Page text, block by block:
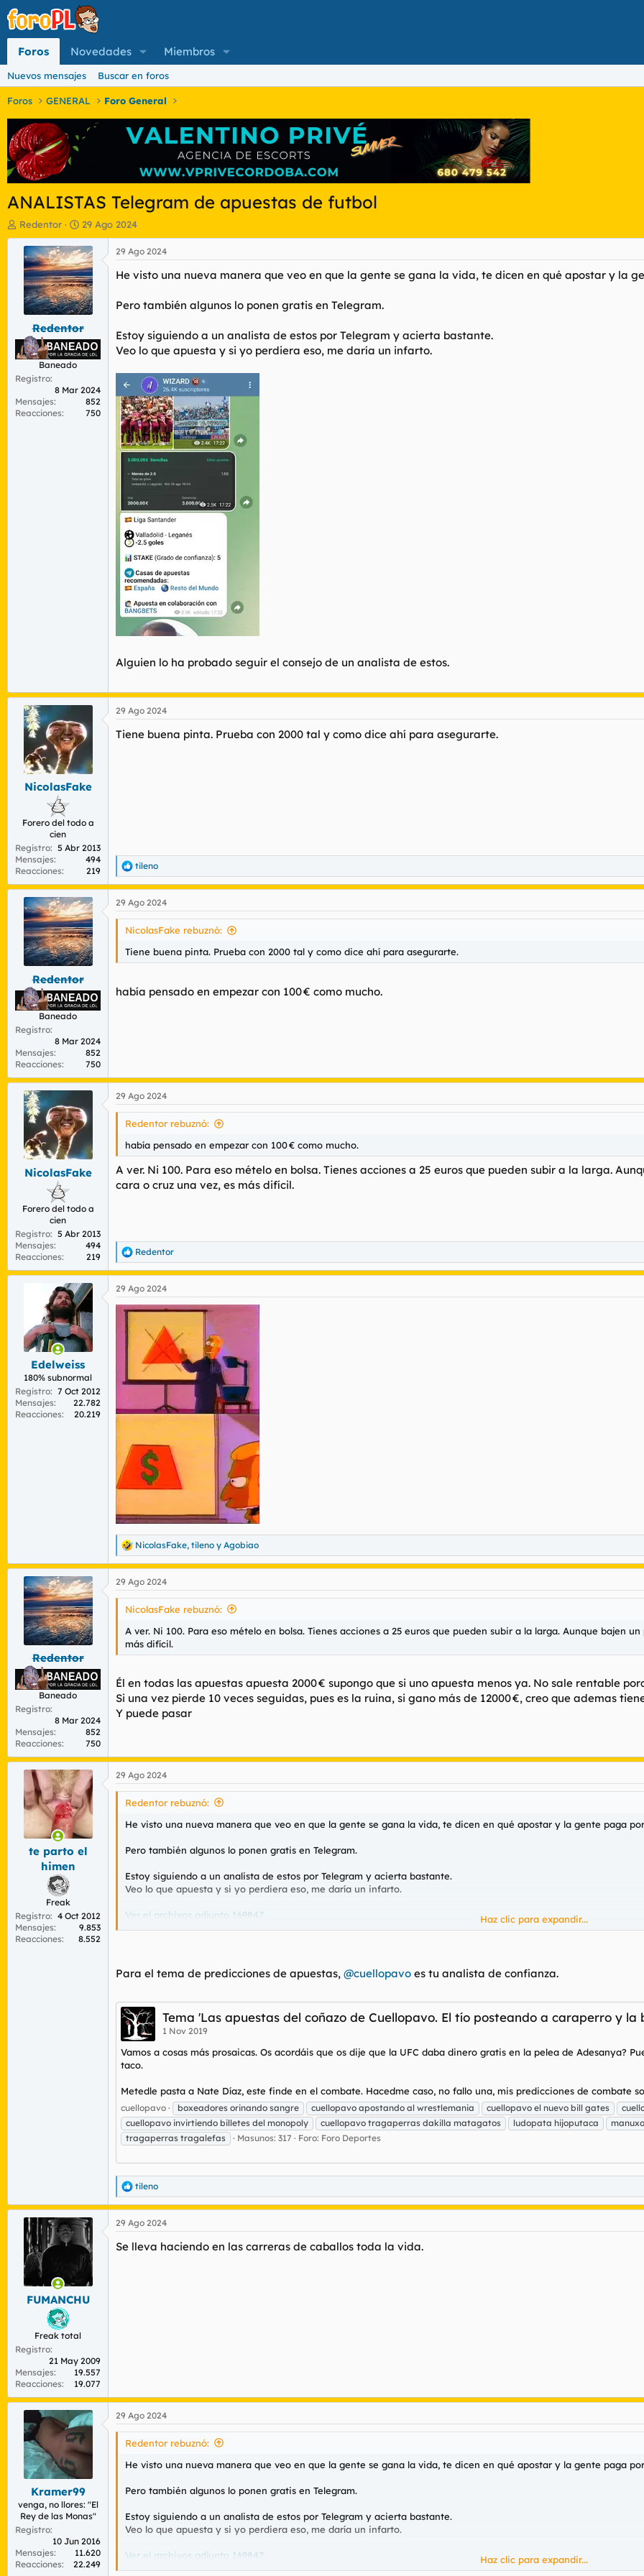
Foros Novedades Miembros
Nuevos mensajes Buscar en foros
Foros GENERAL Foro General
ANALISTAS Telegram de apuestas de futbol
I
n
a
d
o
d
e
t
m
a
Redentor
F
e
c
h
a
d
e
i
n
i
c
29 Ago 2024
Redentor
Baneado
Registro
8 Mar 2024
Mensajes
852
Reacciones
750
29 Ago 2024
He visto una nueva manera que veo en que la gente se gana la vida, te dicen en qué apostar y la
Pero también algunos lo ponen gratis en Telegram.
Estoy siguiendo a un analista de estos por Telegram y acierta bastante.
Veo lo que apuesta y si yo perdiera eso, me daría un infarto.
Alguien lo ha probado seguir el consejo de un analista de estos.
NicolasFake
Forero del todo a
cien
Registro
5 Abr 2013
Mensajes
494
Reacciones
219
29 Ago 2024
Tiene buena pinta. Prueba con 2000 tal y como dice ahí para asegurarte.
R
e
a
c
c
n
e
tileno
Redentor
Baneado
Registro
8 Mar 2024
Mensajes
852
Reacciones
750
29 Ago 2024
NicolasFake rebuznó:
Tiene buena pinta. Prueba con 2000 tal y como dice ahí para asegurarte.
había pensado en empezar con 100 € como mucho.
NicolasFake
Forero del todo a
cien
Registro
5 Abr 2013
Mensajes
494
Reacciones
219
29 Ago 2024
Redentor rebuznó:
había pensado en empezar con 100 € como mucho.
A ver. Ni 100. Para eso mételo en bolsa. Tienes acciones a 25 euros que pueden subir a la larga.
cara o cruz una vez, es más difícil.
R
e
a
c
c
n
e
Redentor
Edelweiss
180% subnormal
Registro
7 Oct 2012
Mensajes
22.782
Reacciones
20.219
29 Ago 2024
R
e
a
c
c
s
NicolasFake, tileno y Agobiao
Redentor
Baneado
Registro
8 Mar 2024
Mensajes
852
Reacciones
750
29 Ago 2024
NicolasFake rebuznó:
A ver. Ni 100. Para eso mételo en bolsa. Tienes acciones a 25 euros que pueden subir a la larga. Aunque bajen
más difícil.
Él en todas las apuestas apuesta 2000 € supongo que si uno apuesta menos ya. No sale rentable
Si una vez pierde 10 veces seguidas, pues es la ruina, si gano más de 12000 €, creo que ademas
Y puede pasar
te parto el
himen
Freak
Registro
4 Oct 2012
Mensajes
9.853
Reacciones
8.552
29 Ago 2024
Redentor rebuznó:
He visto una nueva manera que veo en que la gente se gana la vida, te dicen en qué apostar y la gente paga
Pero también algunos lo ponen gratis en Telegram.
Estoy siguiendo a un analista de estos por Telegram y acierta bastante.
Veo lo que apuesta y si yo perdiera eso, me daría un infarto.
Ver el archivos adjunto 169847 Haz clic para expandir...
Para el tema de predicciones de apuestas, @cuellopavo es tu analista de confianza.
Tema 'Las apuestas del coñazo de Cuellopavo. El tío posteando a caraperro y la
1 Nov 2019
Vamos a cosas más prosaicas. Os acordáis que os dije que la UFC daba dinero gratis en la pelea de Adesanya?
taco.
Metedle pasta a Nate Díaz, este finde en el combate. Hacedme caso, no fallo una, mis predicciones de combate
cuellopavo boxeadores orinando sangre cuellopavo apostando al wrestlemania cuellopavo el nuevo bill gates
cuellopavo invirtiendo billetes del monopoly
cuellopavo tragaperras dakilla matagatos ludopata hijoputaca
tragaperras tragalefas
Masunos: 317 Foro: Foro Deportes
R
e
c
i
tileno
FUMANCHU
Freak total
Registro
21 May 2009
Mensajes
19.557
Reacciones
19.077
29 Ago 2024
Se lleva haciendo en las carreras de caballos toda la vida.
Kramer99
venga, no llores: "El
Rey de las Monas"
Registro
10 Jun 2016
Mensajes
11.620
Reacciones
22.249
29 Ago 2024
Redentor rebuznó:
He visto una nueva manera que veo en que la gente se gana la vida, te dicen en qué apostar y la gente paga
Pero también algunos lo ponen gratis en Telegram.
Estoy siguiendo a un analista de estos por Telegram y acierta bastante.
Veo lo que apuesta y si yo perdiera eso, me daría un infarto.
Ver el archivos adjunto 169847 Haz clic para expandir...